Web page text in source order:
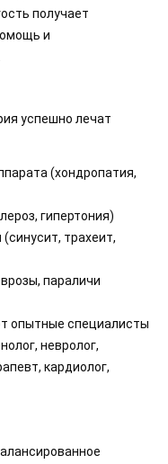
получает
и
успешно лечат
(хондропатия,
гипертония)
трахеит,
параличи
опытные специалисты
невролог,
кардиолог,